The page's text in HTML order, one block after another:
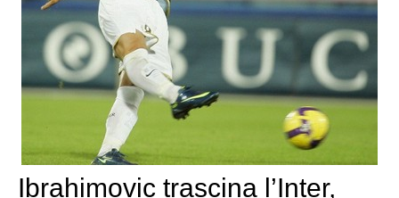
Ibrahimovic trascina l’Inter,